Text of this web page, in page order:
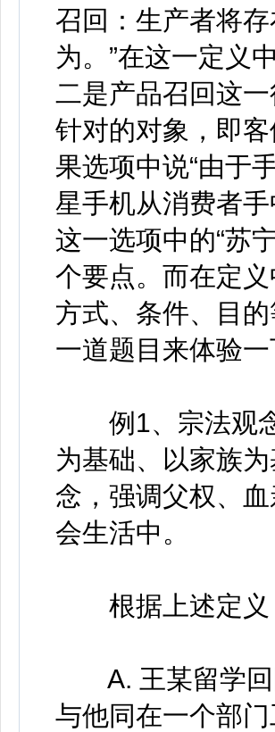
召回：生产者将
为。”在这一定义
二是产品召回这
针对的对象，即
果选项中说“由于
星手机从消费者
这一选项中的“苏
个要点。而在定
方式、条件、目
一道题目来体验一
例1、宗法观念
为基础、以家族
念，强调父权、
会生活中。
根据上述定义
A. 王某留学回
与他同在一个部